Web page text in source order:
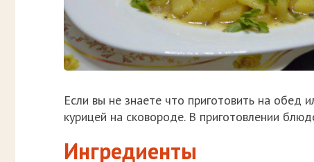
Если вы не знаете что приготовить на обед
курицей на сковороде. В приготовлении
Ингредиенты